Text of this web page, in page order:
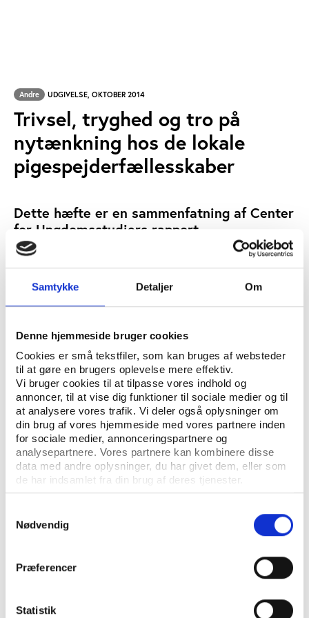
Samtykke Detaljer Om
Denne hjemmeside bruger cookies
Cookies er små tekstfiler, som kan bruges af websteder
til at gøre en brugers oplevelse mere effektiv.
Vi bruger cookies til at tilpasse vores indhold og
annoncer, til at vise dig funktioner til sociale medier og til
at analysere vores trafik. Vi deler også oplysninger om
din brug af vores hjemmeside med vores partnere inden
for sociale medier, annonceringspartnere og
analysepartnere. Vores partnere kan kombinere disse
data med andre oplysninger, du har givet dem, eller som
de har indsamlet fra din brug af deres tjenester.
Nødvendig
Præferencer
Statistik
Andre UDGIVELSE, OKTOBER 2014
Trivsel, tryghed og tro på
nytænkning hos de lokale
pigespejderfællesskaber
Dette hæfte er en sammenfatning af Center
for Ungdomsstudiers rapport
'Lederundersøgelse i De grønne
pigespejdere' fra juni 2014. Pixiudgaven er
udarbejdet af De grønne pigespejderes
hovedbestyrelse.
FORENINGSLIV/FRIVILLIGHED
ÅBN RAPPORT
UDGIVER: DE GRØNNE PIGESPEJDERE
ANTAL SIDER: 16
KONTAKT